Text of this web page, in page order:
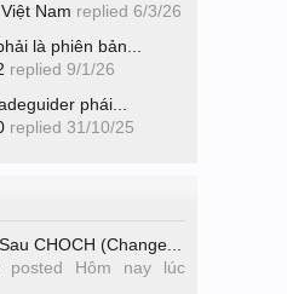
Nam replied 6/3/26
là phiên bản...
replied 9/1/26
phái...
replied 31/10/25
CHOCH (Change...
posted Hôm nay lúc